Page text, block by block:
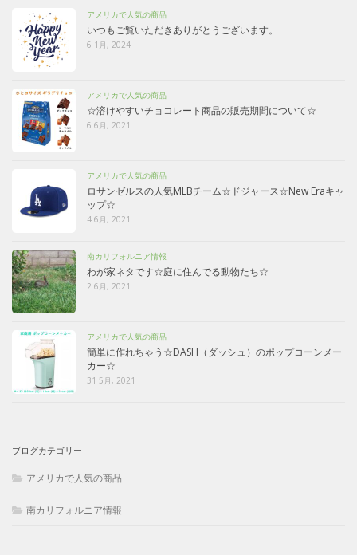
アメリカで人気の商品
いつもご覧いただきありがとうございます。
6 1月, 2024
アメリカで人気の商品
☆溶けやすいチョコレート商品の販売期間について☆
6 6月, 2021
アメリカで人気の商品
ロサンゼルスの人気MLBチーム☆ドジャース☆New Eraキャ
ップ☆
4 6月, 2021
南カリフォルニア情報
わが家ネタです☆庭に住んでる動物たち☆
2 6月, 2021
アメリカで人気の商品
簡単に作れちゃう☆DASH（ダッシュ）のポップコーンメー
カー☆
31 5月, 2021
ブログカテゴリー
アメリカで人気の商品
南カリフォルニア情報